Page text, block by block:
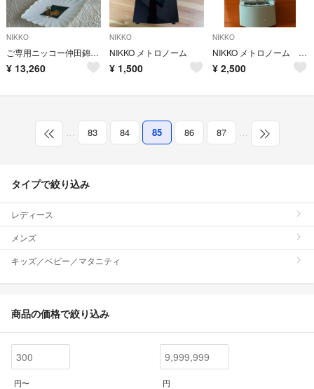
NIKKO
ご専用ニッコー仲田錦玉100周年記念菱型プレ―ト４枚
¥ 13,260
NIKKO
NIKKO メトロノーム
¥ 1,500
NIKKO
NIKKO メトロノーム 未使用 値下げ！
¥ 2,500
… 83 84 85 86 87 …
タイプで絞り込み
レディース
メンズ
キッズ／ベビー／マタニティ
商品の価格で絞り込み
円〜 円